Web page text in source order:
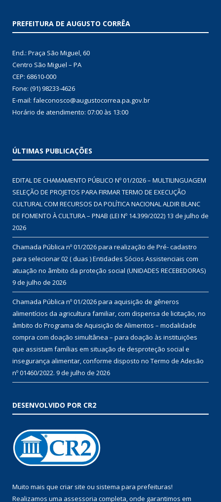
PREFEITURA DE AUGUSTO CORRÊA
End.: Praça São Miguel, 60
Centro São Miguel – PA
CEP: 68610-000
Fone: (91) 98233-4626
E-mail: faleconosco@augustocorrea.pa.gov.br
Horário de atendimento: 07:00 às 13:00
ÚLTIMAS PUBLICAÇÕES
EDITAL DE CHAMAMENTO PÚBLICO Nº 01/2026 – MULTILINGUAGEM
SELEÇÃO DE PROJETOS PARA FIRMAR TERMO DE EXECUÇÃO
CULTURAL COM RECURSOS DA POLÍTICA NACIONAL ALDIR BLANC
DE FOMENTO À CULTURA – PNAB (LEI Nº 14.399/2022) 13 de julho de
2026
Chamada Pública nº 01/2026 para realização de Pré- cadastro
para selecionar 02 ( duas ) Entidades Sócios Assistenciais com
atuação no âmbito da proteção social (UNIDADES RECEBEDORAS)
9 de julho de 2026
Chamada Pública nº 01/2026 para aquisição de gêneros
alimentícios da agricultura familiar, com dispensa de licitação, no
âmbito do Programa de Aquisição de Alimentos – modalidade
compra com doação simultânea – para doação às instituições
que assistam famílias em situação de desproteção social e
insegurança alimentar, conforme disposto no Termo de Adesão
nº 01460/2022. 9 de julho de 2026
DESENVOLVIDO POR CR2
Muito mais que criar site ou sistema para prefeituras!
Realizamos uma assessoria completa, onde garantimos em